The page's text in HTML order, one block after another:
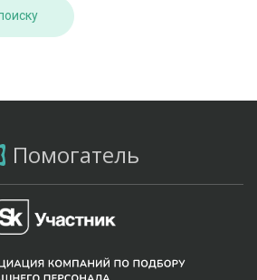
Помогатель